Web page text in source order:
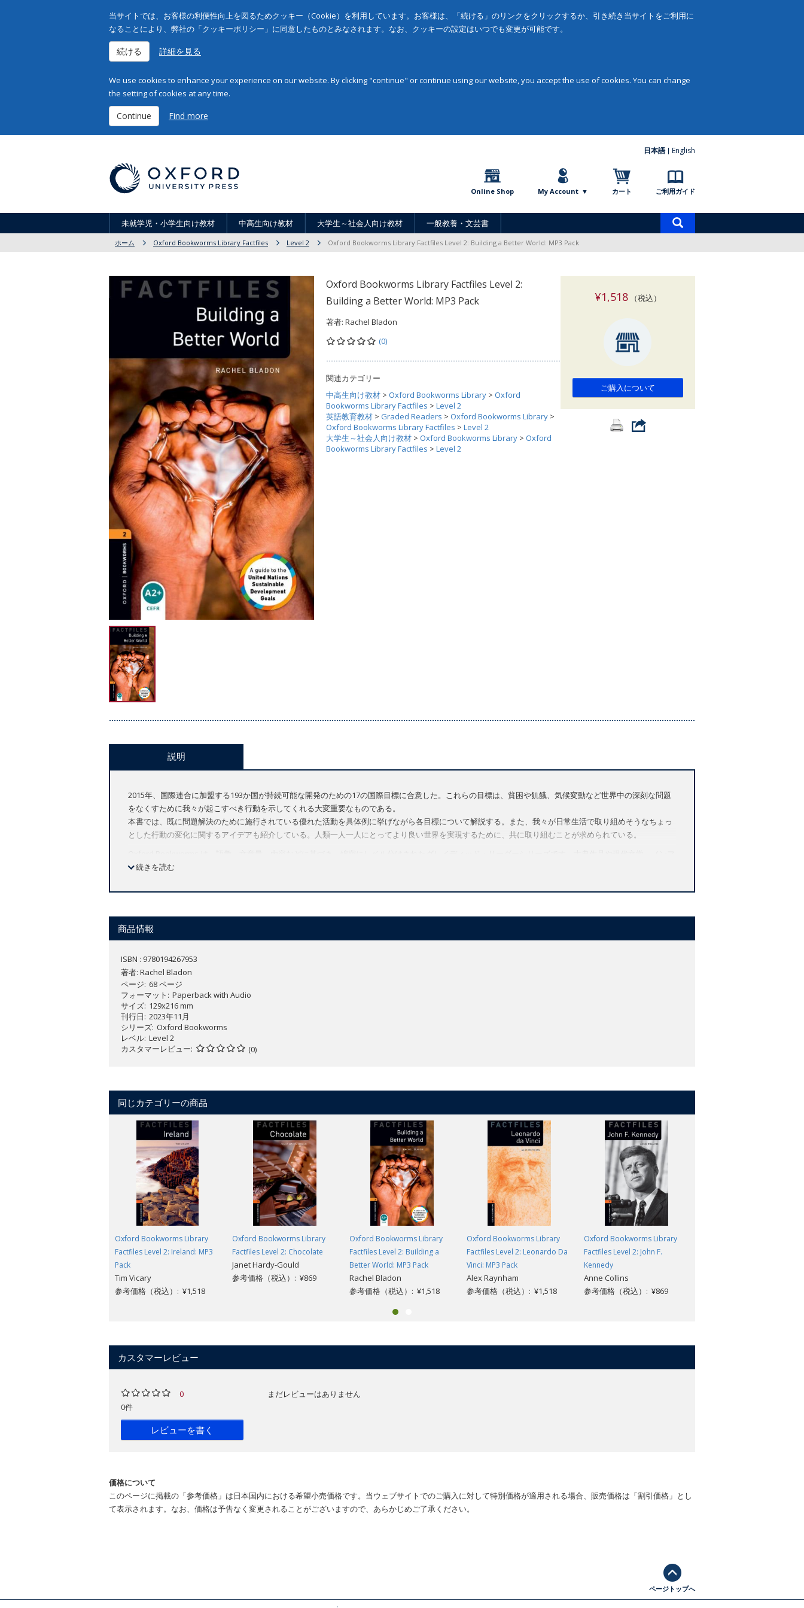
当サイトでは、お客様の利便性向上を図るためクッキー（Cookie）を利用しています。お客様は、「続ける」のリンクをクリックするか、引き続き当サイトをご利用に
なることにより、弊社の「クッキーポリシー」に同意したものとみなされます。なお、クッキーの設定はいつでも変更が可能です。
続ける 詳細を見る
We use cookies to enhance your experience on our website. By clicking "continue" or continue using our website, you accept the use of cookies. You can change
the setting of cookies at any time.
Continue Find more
日本語 English
Online Shop My Account カート ご利用ガイド
未就学児・小学生向け教材 中高生向け教材 大学生～社会人向け教材 一般教養・文芸書
索
ホーム Oxford Bookworms Library Factfiles Level 2 Oxford Bookworms Library Factfiles Level 2: Building a Better World: MP3 Pack
Oxford Bookworms Library Factfiles Level 2:
Building a Better World: MP3 Pack
著者: Rachel Bladon
(0)
関連カテゴリー
中高生向け教材 > Oxford Bookworms Library > Oxford
Bookworms Library Factfiles > Level 2
英語教育教材 > Graded Readers > Oxford Bookworms Library >
Oxford Bookworms Library Factfiles > Level 2
大学生～社会人向け教材 > Oxford Bookworms Library > Oxford
Bookworms Library Factfiles > Level 2
¥1,518（税込）
ご購入について
説明
2015年、国際連合に加盟する193か国が持続可能な開発のための17の国際目標に合意した。これらの目標は、貧困や飢餓、気候変動など世界中の深刻な問題
をなくすために我々が起こすべき行動を示してくれる大変重要なものである。
本書では、既に問題解決のために施行されている優れた活動を具体例に挙げながら各目標について解説する。また、我々が日常生活で取り組めそうなちょっ
とした行動の変化に関するアイデアも紹介している。人類一人一人にとってより良い世界を実現するために、共に取り組むことが求められている。
ィクション、ミステリー、ファンタジー、ホラー、冒険物語、人間ドラマなど、様々なジャンルにわたる200を越える作品から、学習者の英語スキルに合っ
続きを読む
商品情報
ISBN : 9780194267953
著者: Rachel Bladon
ページ 68 ページ
フォーマット
Paperback with Audio
サイズ 129x216 mm
刊行日 2023年11月
シリーズ Oxford Bookworms
レベル Level 2
カスタマーレビュー
(0)
同じカテゴリーの商品
Oxford Bookworms Library
Factfiles Level 2: Ireland: MP3
Pack
Tim Vicary
参考価格（税込）: ¥1,518
Oxford Bookworms Library
Factfiles Level 2: Chocolate
Janet Hardy-Gould
参考価格（税込）: ¥869
Oxford Bookworms Library
Factfiles Level 2: Building a
Better World: MP3 Pack
Rachel Bladon
参考価格（税込）: ¥1,518
Oxford Bookworms Library
Factfiles Level 2: Leonardo Da
Vinci: MP3 Pack
Alex Raynham
参考価格（税込）: ¥1,518
Oxford Bookworms Library
Factfiles Level 2: John F.
Kennedy
Anne Collins
参考価格（税込）: ¥869
カスタマーレビュー
0
0件
レビューを書く
まだレビューはありません
価格について
このページに掲載の「参考価格」は日本国内における希望小売価格です。当ウェブサイトでのご購入に対して特別価格が適用される場合、販売価格は「割引価格」とし
て表示されます。なお、価格は予告なく変更されることがございますので、あらかじめご了承ください。
ページトップへ